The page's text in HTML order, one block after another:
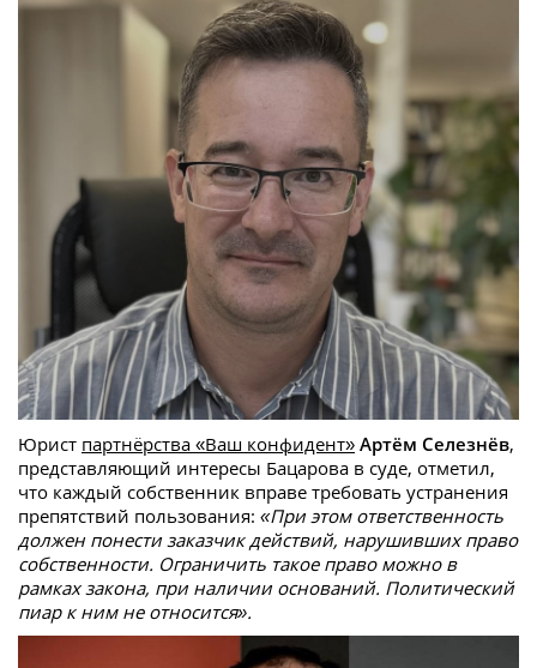
Юрист партнёрства «Ваш конфидент» Артём Селезнёв,
представляющий интересы Бацарова в суде, отметил,
что каждый собственник вправе требовать устранения
препятствий пользования: «При этом ответственность
должен понести заказчик действий, нарушивших право
собственности. Ограничить такое право можно в
рамках закона, при наличии оснований. Политический
пиар к ним не относится».